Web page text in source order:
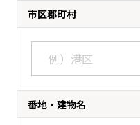
市区郡町村
番地・建物名